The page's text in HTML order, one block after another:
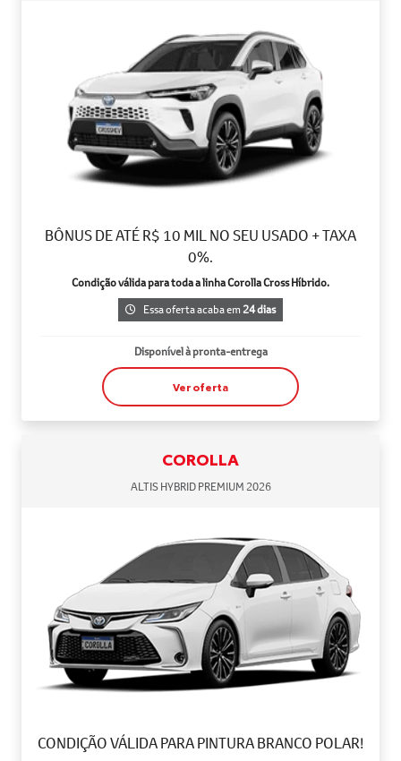
BÔNUS DE ATÉ R$ 10 MIL NO SEU USADO + TAXA
0%.
Condição válida para toda a linha Corolla Cross Híbrido.
Essa oferta acaba em24 dias
Disponível à pronta-entrega
Ver oferta
COROLLA
ALTIS HYBRID PREMIUM 2026
CONDIÇÃO VÁLIDA PARA PINTURA BRANCO POLAR!